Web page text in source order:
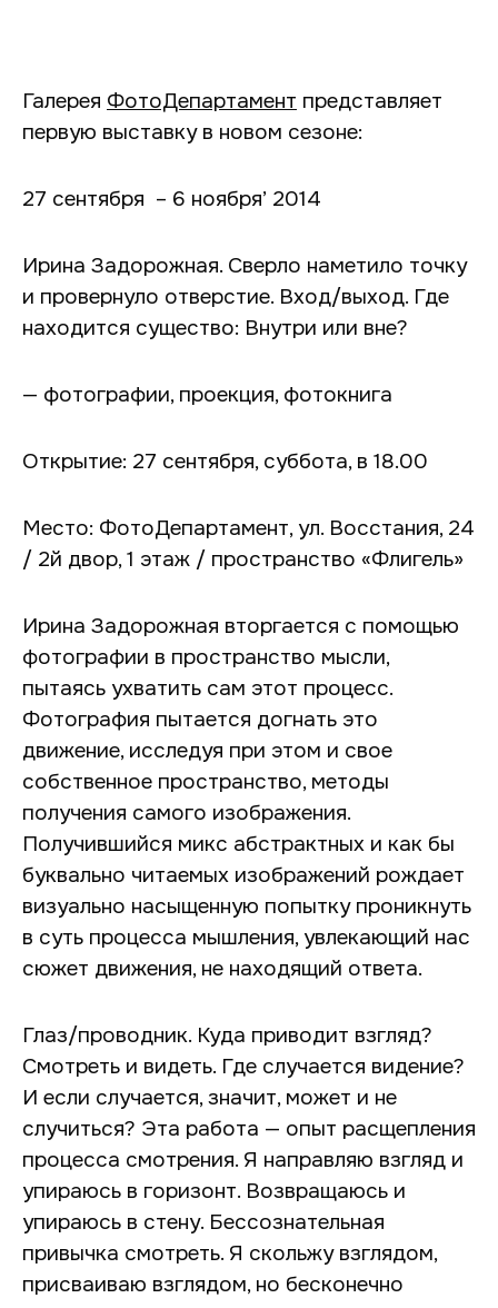
Галерея ФотоДепартамент представляет
первую выставку в новом сезоне:
27 сентября ­ – 6 ноября’ 2014
Ирина Задорожная. Сверло наметило точку
и провернуло отверстие. Вход/выход. Где
находится существо: Внутри или вне?
— фотографии, проекция, фотокнига
Открытие: 27 сентября, суббота, в 18.00
Место: ФотоДепартамент, ул. Восстания, 24
/ 2й двор, 1 этаж / пространство «Флигель»
Ирина Задорожная вторгается с помощью
фотографии в пространство мысли,
пытаясь ухватить сам этот процесс.
Фотография пытается догнать это
движение, исследуя при этом и свое
собственное пространство, методы
получения самого изображения.
Получившийся микс абстрактных и как бы
буквально читаемых изображений рождает
визуально насыщенную попытку проникнуть
в суть процесса мышления, увлекающий нас
сюжет движения, не находящий ответа.
Глаз/проводник. Куда приводит взгляд?
Смотреть и видеть. Где случается видение?
И если случается, значит, может и не
случиться? Эта работа — опыт расщепления
процесса смотрения. Я направляю взгляд и
упираюсь в горизонт. Возвращаюсь и
упираюсь в стену. Бессознательная
привычка смотреть. Я скольжу взглядом,
присваиваю взглядом, но бесконечно